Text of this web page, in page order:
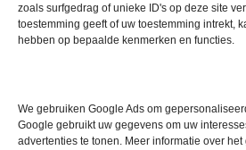
zoals surfgedrag of unieke ID's op deze site
toestemming geeft of uw toestemming intrekt,
hebben op bepaalde kenmerken en functies.
We gebruiken Google Ads om
Google gebruikt uw gegevens om uw
advertenties te tonen. Meer informatie over
Gerelateerde